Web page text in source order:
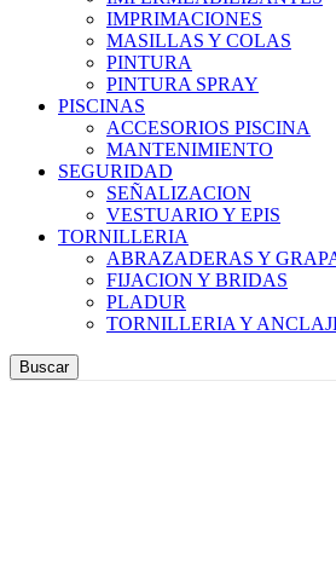
IMPRIMACIONES
MASILLAS Y COLAS
PINTURA
PINTURA SPRAY
PISCINAS
ACCESORIOS PISCINA
MANTENIMIENTO
SEGURIDAD
SEÑALIZACION
VESTUARIO Y EPIS
TORNILLERIA
ABRAZADERAS Y
FIJACION Y BRIDAS
PLADUR
TORNILLERIA Y
Buscar